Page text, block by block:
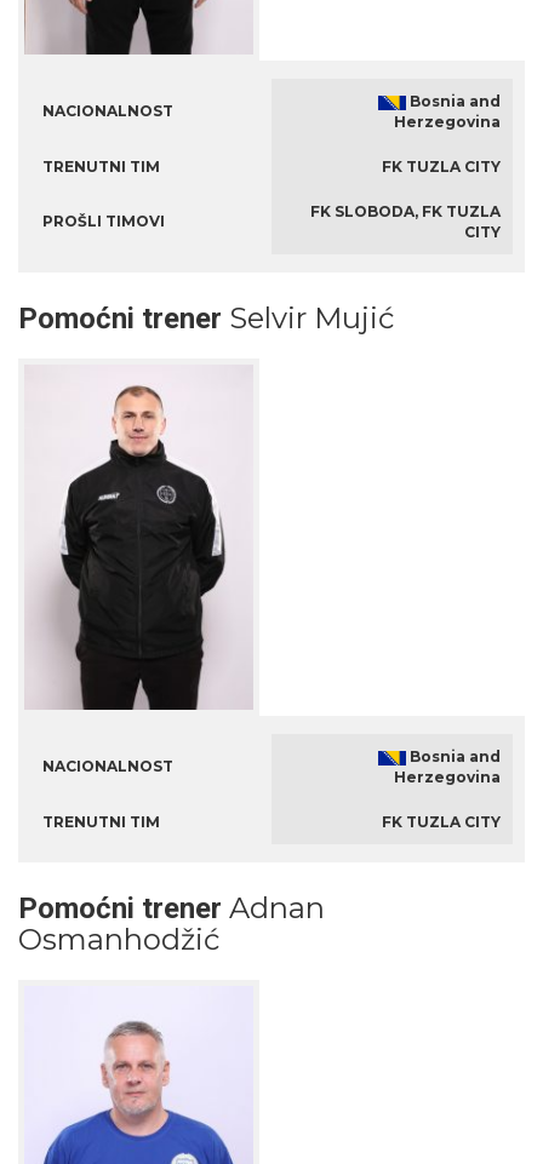
NACIONALNOST
Bosnia and
Herzegovina
TRENUTNI TIM FK TUZLA CITY
PROŠLI TIMOVI
FK SLOBODA, FK TUZLA
CITY
Pomoćni trener Selvir Mujić
NACIONALNOST
Bosnia and
Herzegovina
TRENUTNI TIM FK TUZLA CITY
Pomoćni trener Adnan
Osmanhodžić